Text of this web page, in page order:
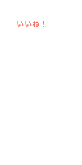
いいね！